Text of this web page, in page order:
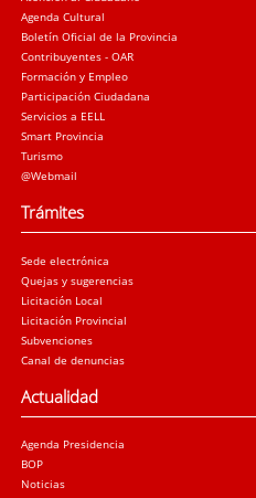
Agenda Cultural
Boletín Oficial de la Provincia
Contribuyentes - OAR
Formación y Empleo
Participación Ciudadana
Servicios a EELL
Smart Provincia
Turismo
@Webmail
Trámites
Sede electrónica
Quejas y sugerencias
Licitación Local
Licitación Provincial
Subvenciones
Canal de denuncias
Actualidad
Agenda Presidencia
BOP
Noticias